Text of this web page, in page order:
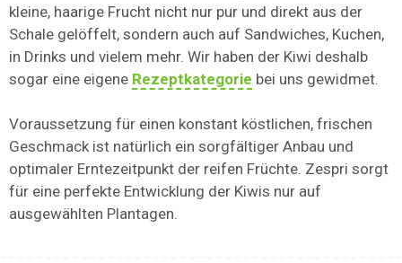
kleine, haarige Frucht nicht nur pur und direkt aus der
Schale gelöffelt, sondern auch auf Sandwiches, Kuchen,
in Drinks und vielem mehr. Wir haben der Kiwi deshalb
sogar eine eigene Rezeptkategorie bei uns gewidmet.
Voraussetzung für einen konstant köstlichen, frischen
Geschmack ist natürlich ein sorgfältiger Anbau und
optimaler Erntezeitpunkt der reifen Früchte. Zespri sorgt
für eine perfekte Entwicklung der Kiwis nur auf
ausgewählten Plantagen.